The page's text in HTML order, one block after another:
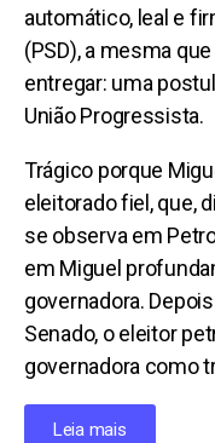
automático, leal e
(PSD), a mesma
entregar: uma
União Progressista.
Trágico porque
eleitorado fiel, que,
se observa em
em Miguel
governadora.
Senado, o eleitor
governadora como
Leia mais